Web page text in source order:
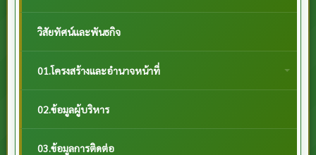
วิสัยทัศน์และพันธกิจ
01.โครงสร้างและอำนาจหน้าที่
02.ข้อมูลผู้บริหาร
03.ข้อมูลการติดต่อ